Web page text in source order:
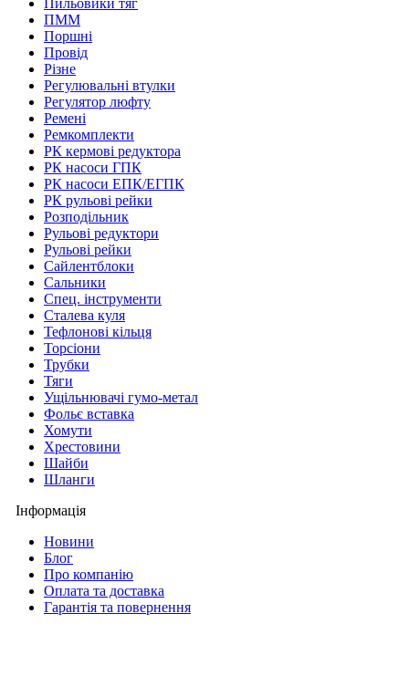
ПММ
Поршні
Провід
Різне
Регулювальні втулки
Регулятор люфту
Ремені
Ремкомплекти
РК кермові редуктора
РК насоси ГПК
РК насоси ЕПК/ЕГПК
РК рульові рейки
Розподільник
Рульові редуктори
Рульові рейки
Сайлентблоки
Сальники
Спец. інструменти
Сталева куля
Тефлонові кільця
Торсіони
Трубки
Тяги
Ущільнювачі гумо-метал
Фольє вставка
Хомути
Хрестовини
Шайби
Шланги
Інформація
Новини
Блог
Про компанію
Оплата та доставка
Гарантія та повернення